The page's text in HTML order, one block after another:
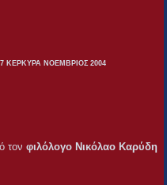
ΚΕΡΚΥΡΑ ΝΟΕΜΒΡΙΟΣ 2004
τονφιλόλογο Νικόλαο Καρύδη